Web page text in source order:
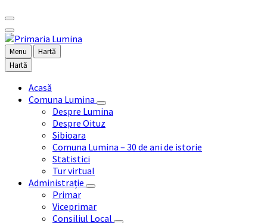
Menu
Hartă
Hartă
Acasă
Comuna Lumina
Despre Lumina
Despre Oituz
Sibioara
Comuna Lumina – 30 de ani de istorie
Statistici
Tur virtual
Administrație
Primar
Viceprimar
Consiliul Local